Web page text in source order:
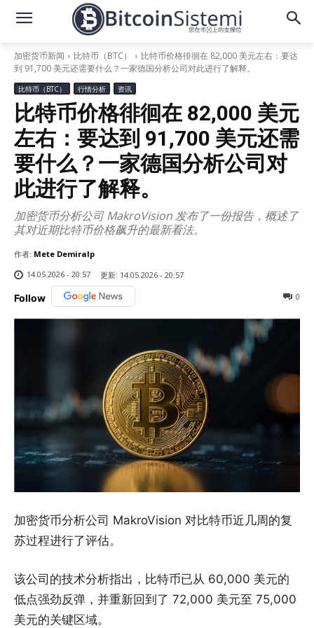
加密货币新闻 比特币（BTC）
比特币价格徘徊在 82,000 美元左右：要达
到 91,700 美元还需要什么？一家德国分析公司对此进行了解释。
比特币（BTC） 行情分析 资讯
比特币价格徘徊在 82,000 美元
左右：要达到 91,700 美元还需
要什么？一家德国分析公司对
此进行了解释。
加密货币分析公司 MakroVision 发布了一份报告，概述了
其对近期比特币价格飙升的最新看法。
作者: Mete Demiralp
14.05.2026 - 20:57
更新: 14.05.2026 - 20:57
Follow 0
加密货币分析公司 MakroVision 对比特币近几周的复
苏过程进行了评估。
该公司的技术分析指出，比特币已从 60,000 美元的
低点强劲反弹，并重新回到了 72,000 美元至 75,000
美元的关键区域。